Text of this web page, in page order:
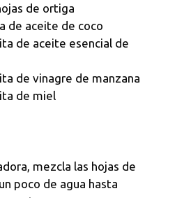
de ortiga
de aceite de coco
de aceite esencial de
de vinagre de manzana
de miel
mezcla las hojas de
poco de agua hasta